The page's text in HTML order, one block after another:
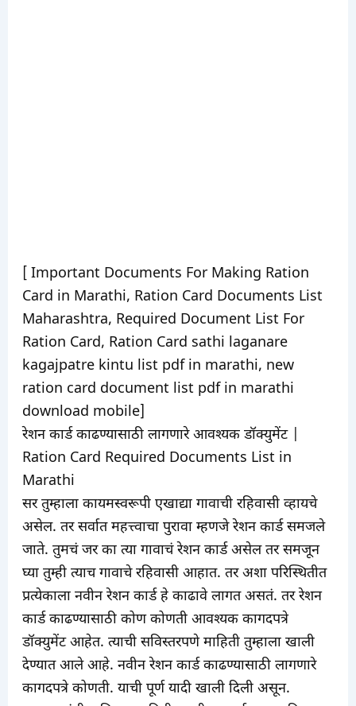
[ Important Documents For Making Ration
Card in Marathi, Ration Card Documents List
Maharashtra, Required Document List For
Ration Card, Ration Card sathi laganare
kagajpatre kintu list pdf in marathi, new
ration card document list pdf in marathi
download mobile]
रेशन कार्ड काढण्यासाठी लागणारे आवश्यक डॉक्युमेंट |
Ration Card Required Documents List in
Marathi
सर तुम्हाला कायमस्वरूपी एखाद्या गावाची रहिवासी व्हायचे
असेल. तर सर्वात महत्त्वाचा पुरावा म्हणजे रेशन कार्ड समजले
जाते. तुमचं जर का त्या गावाचं रेशन कार्ड असेल तर समजून
घ्या तुम्ही त्याच गावाचे रहिवासी आहात. तर अशा परिस्थितीत
प्रत्येकाला नवीन रेशन कार्ड हे काढावे लागत असतं. तर रेशन
कार्ड काढण्यासाठी कोण कोणती आवश्यक कागदपत्रे
डॉक्युमेंट आहेत. त्याची सविस्तरपणे माहिती तुम्हाला खाली
देण्यात आले आहे. नवीन रेशन कार्ड काढण्यासाठी लागणारे
कागदपत्रे कोणती. याची पूर्ण यादी खाली दिली असून.